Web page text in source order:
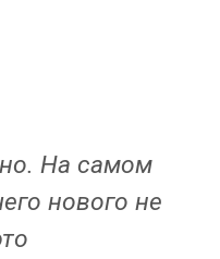
На самом
нового не